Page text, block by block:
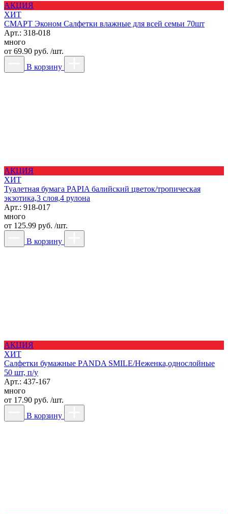
АКЦИЯ
ХИТ
СМАРТ Эконом Салфетки влажные для всей семьи 70шт
Арт.: 318-018
много
от 69.90 руб. /шт.
В корзину
АКЦИЯ
ХИТ
Туалетная бумага PAPIA балийский цветок/тропическая
экзотика,3 слоя,4 рулона
Арт.: 918-017
много
от 125.99 руб. /шт.
В корзину
АКЦИЯ
ХИТ
Салфетки бумажные РANDA SMILE/Неженка,однослойные
50 шт, п/у
Арт.: 437-167
много
от 17.90 руб. /шт.
В корзину